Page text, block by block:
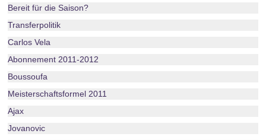
Bereit für die Saison?
Transferpolitik
Carlos Vela
Abonnement 2011-2012
Boussoufa
Meisterschaftsformel 2011
Ajax
Jovanovic